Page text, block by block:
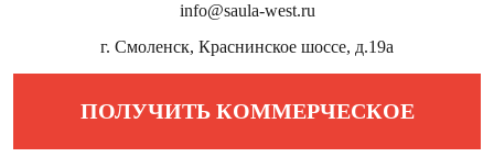
info@saula-west.ru
г. Смоленск, Краснинское шоссе, д.19а
ПОЛУЧИТЬ КОММЕРЧЕСКОЕ